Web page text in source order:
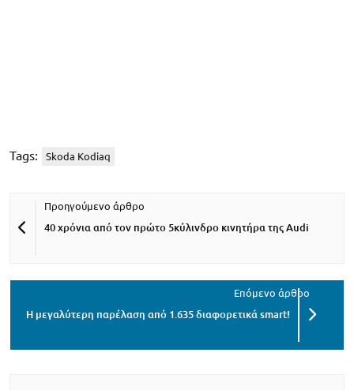
Tags: Skoda Kodiaq
40 χρόνια από τον πρώτο 5κύλινδρο κινητήρα της Audi
Η μεγαλύτερη παρέλαση από 1.635 διαφορετικά smart!